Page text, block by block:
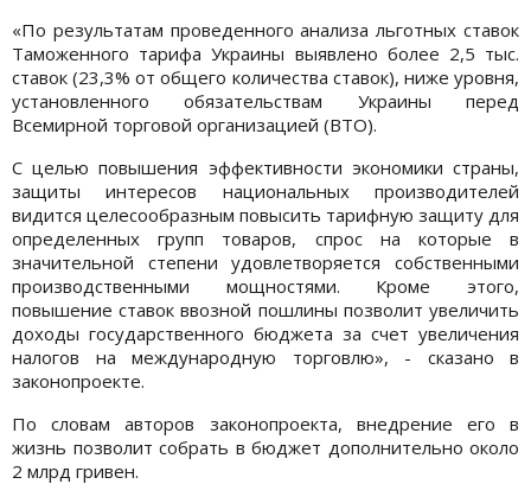
«По результатам проведенного анализа льготных ставок
Таможенного тарифа Украины выявлено более 2,5 тыс.
ставок (23,3% от общего количества ставок), ниже уровня,
установленного обязательствам Украины перед
Всемирной торговой организацией (ВТО).
С целью повышения эффективности экономики страны,
защиты интересов национальных производителей
видится целесообразным повысить тарифную защиту для
определенных групп товаров, спрос на которые в
значительной степени удовлетворяется собственными
производственными мощностями. Кроме этого,
повышение ставок ввозной пошлины позволит увеличить
доходы государственного бюджета за счет увеличения
налогов на международную торговлю», - сказано в
законопроекте.
По словам авторов законопроекта, внедрение его в
жизнь позволит собрать в бюджет дополнительно около
2 млрд гривен.